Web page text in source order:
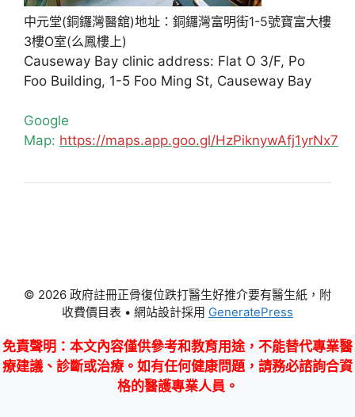
中元堂(銅鑼灣醫舘)地址：銅鑼灣富明街1-5號寶富大樓
3樓O室(么鳳樓上)
Causeway Bay clinic address: Flat O 3/F, Po
Foo Building, 1-5 Foo Ming St, Causeway Bay
Google
Map: https://maps.app.goo.gl/HzPiknywAfj1yrNx7
© 2026 政府註冊正骨復位跌打醫生好推介要有醫生紙，附
收費價目表 • 網站設計採用 GeneratePress
免責聲明 ：本文內容僅供參考和教育用途，不能替代專業醫
療建議、診斷或治療。如有任何健康問題，請務必諮詢合資
格的醫護專業人員。